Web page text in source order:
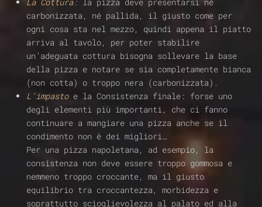
carbonizzata, né pallida, il giusto come per
ogni cosa sta nel mezzo, quindi appena il piatto
arriva al tavolo, per poter stabilire
un’adeguata cottura bisogna sollevare la base
della pizza e notare se sia completamente bianca
(non cotta) o troppo nera (carbonizzata).
L’impastoe la Consistenza finale: forse uno
degli elementi più importanti, che ci fanno
continuare a mangiare una pizza anche se il
condimento non è dei migliori…
Per una pizza napoletana, ad esempio, la
consistenza non deve essere troppo gommosa e
nemmeno troppo croccante, ma il giusto
equilibrio tra croccantezza, morbidezza e
soprattutto scioglievolezza al palato ed alla